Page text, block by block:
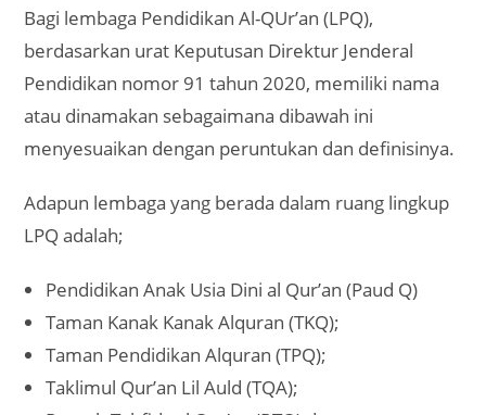
Bagi lembaga Pendidikan Al-QUr’an (LPQ),
berdasarkan urat Keputusan Direktur Jenderal
Pendidikan nomor 91 tahun 2020, memiliki nama
atau dinamakan sebagaimana dibawah ini
menyesuaikan dengan peruntukan dan definisinya.
Adapun lembaga yang berada dalam ruang lingkup
LPQ adalah;
Pendidikan Anak Usia Dini al Qur’an (Paud Q)
Taman Kanak Kanak Alquran (TKQ);
Taman Pendidikan Alquran (TPQ);
Taklimul Qur’an Lil Auld (TQA);